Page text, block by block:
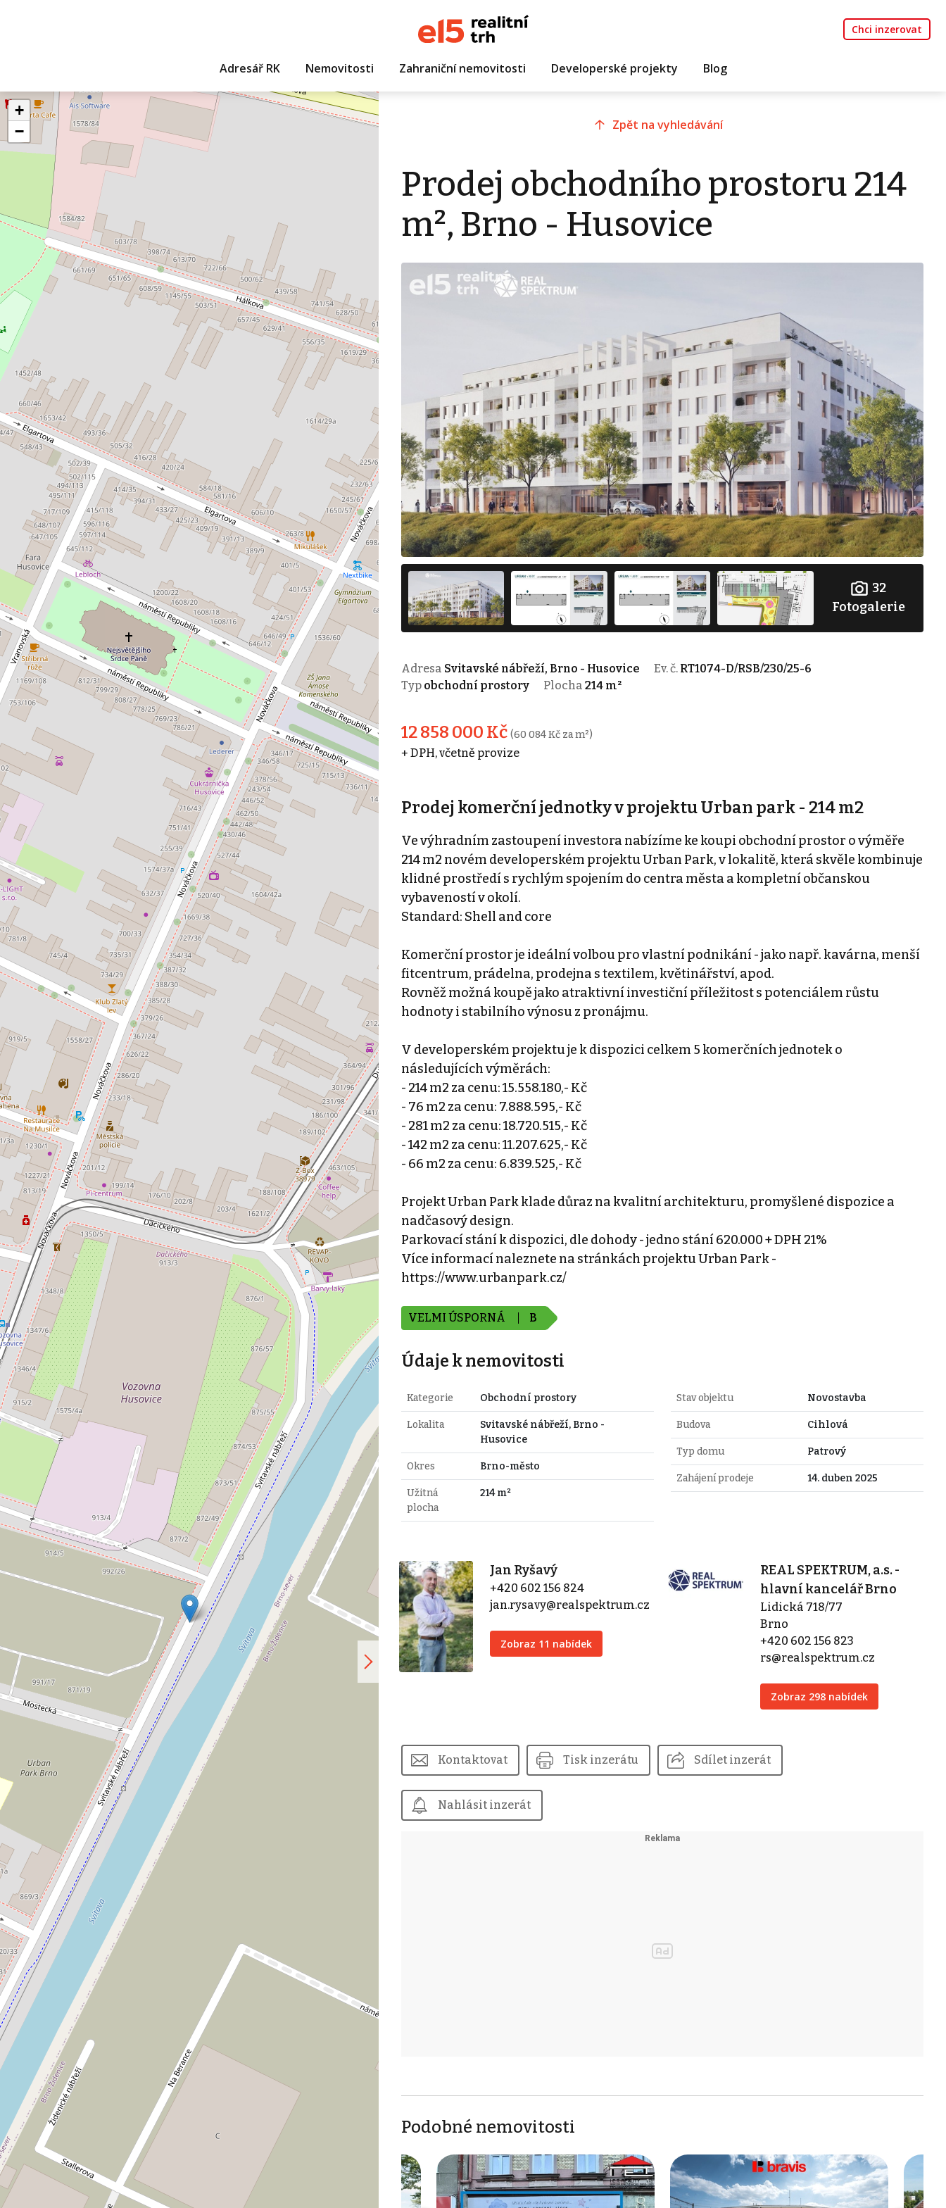
Chci inzerovat
Adresář RK Nemovitosti Zahraniční nemovitosti Developerské projekty Blog
+
−
Zpět na vyhledávání
Prodej obchodního prostoru 214
m², Brno - Husovice
32
Fotogalerie
Adresa Svitavské nábřeží, Brno - Husovice Ev. č. RT1074-D/RSB/230/25-6
Typ obchodní prostory Plocha 214 m²
12 858 000 Kč (60 084 Kč za m²)
+ DPH, včetně provize
Prodej komerční jednotky v projektu Urban park - 214 m2
Ve výhradním zastoupení investora nabízíme ke koupi obchodní prostor o výměře
214 m2 novém developerském projektu Urban Park, v lokalitě, která skvěle kombinuje
klidné prostředí s rychlým spojením do centra města a kompletní občanskou
vybaveností v okolí.
Standard: Shell and core
Komerční prostor je ideální volbou pro vlastní podnikání - jako např. kavárna, menší
fitcentrum, prádelna, prodejna s textilem, květinářství, apod.
Rovněž možná koupě jako atraktivní investiční příležitost s potenciálem růstu
hodnoty i stabilního výnosu z pronájmu.
V developerském projektu je k dispozici celkem 5 komerčních jednotek o
následujících výměrách:
- 214 m2 za cenu: 15.558.180,- Kč
- 76 m2 za cenu: 7.888.595,- Kč
- 281 m2 za cenu: 18.720.515,- Kč
- 142 m2 za cenu: 11.207.625,- Kč
- 66 m2 za cenu: 6.839.525,- Kč
Projekt Urban Park klade důraz na kvalitní architekturu, promyšlené dispozice a
nadčasový design.
Parkovací stání k dispozici, dle dohody - jedno stání 620.000 + DPH 21%
Více informací naleznete na stránkách projektu Urban Park -
https://www.urbanpark.cz/
VELMI ÚSPORNÁ B
Údaje k nemovitosti
Kategorie Obchodní prostory
Lokalita
Svitavské nábřeží, Brno -
Husovice
Okres Brno-město
Užitná
plocha
214 m²
Stav objektu Novostavba
Budova Cihlová
Typ domu Patrový
Zahájení prodeje 14. duben 2025
Jan Ryšavý
+420 602 156 824
jan.rysavy@realspektrum.cz
Zobraz 11 nabídek
REAL SPEKTRUM, a.s. -
hlavní kancelář Brno
Lidická 718/77
Brno
+420 602 156 823
rs@realspektrum.cz
Zobraz 298 nabídek
Kontaktovat Tisk inzerátu Sdílet inzerát
Nahlásit inzerát
Podobné nemovitosti